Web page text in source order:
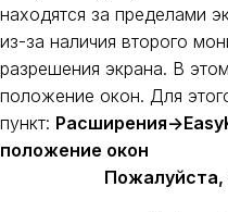
находятся за пределами
из-за наличия второго
разрешения экрана. В
положение окон. Для
пункт: Расширения-
положение окон
Пожалуйста,